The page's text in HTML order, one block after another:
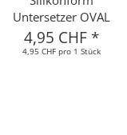
Untersetzer OVAL
4,95 CHF *
4,95 CHF pro 1 Stück